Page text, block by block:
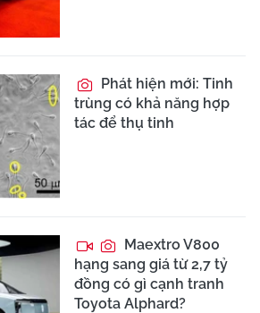
Phát hiện mới: Tinh
trùng có khả năng hợp
tác để thụ tinh
Maextro V800
hạng sang giá từ 2,7 tỷ
đồng có gì cạnh tranh
Toyota Alphard?